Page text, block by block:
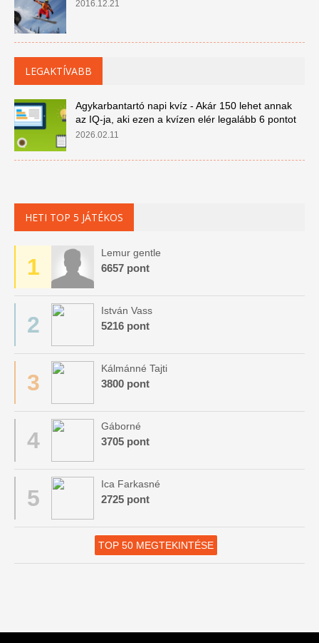
2016.12.21
LEGAKTÍVABB
Agykarbantartó napi kvíz - Akár 150 lehet annak
az IQ-ja, aki ezen a kvízen elér legalább 6 pontot
2026.02.11
HETI TOP 5 JÁTÉKOS
1
Lemur gentle
6657 pont
2
István Vass
5216 pont
3
Kálmánné Tajti
3800 pont
4
Gáborné
3705 pont
5
Ica Farkasné
2725 pont
TOP 50 MEGTEKINTÉSE